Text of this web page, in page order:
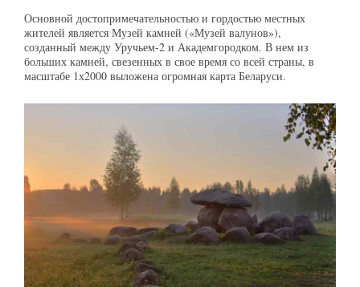
Основной достопримечательностью и гордостью местных
жителей является Музей камней («Музей валунов»),
созданный между Уручьем-2 и Академгородком. В нем из
больших камней, свезенных в свое время со всей страны, в
масштабе 1х2000 выложена огромная карта Беларуси.